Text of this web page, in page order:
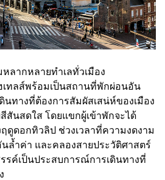
ลากหลายทำเลทั่วเมือง
เทลส์พร้อมเป็นสถานที่พักผ่อนอัน
ทางที่ต้องการสัมผัสเสน่ห์ของเมือง
สันสดใส โดยแขกผู้เข้าพักจะได้
ดูดอกทิวลิป ช่วงเวลาที่ความงดงาม
ล้ำค่า และคลองสายประวัติศาสตร์
รค์เป็นประสบการณ์การเดินทางที่